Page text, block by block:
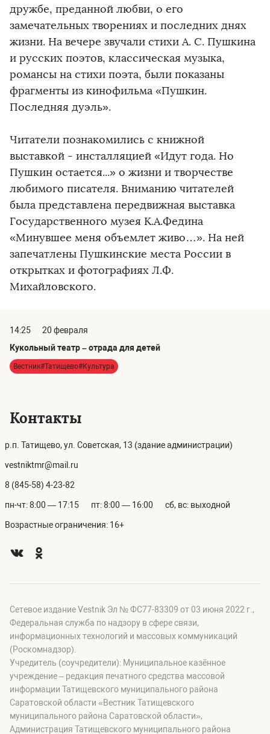
дружбе, преданной любви, о его
замечательных творениях и последних днях
жизни. На вечере звучали стихи А. С. Пушкина
и русских поэтов, классическая музыка,
романсы на стихи поэта, были показаны
фрагменты из кинофильма «Пушкин.
Последняя дуэль».
Читатели познакомились с книжной
выставкой - инсталляцией «Идут года. Но
Пушкин остается...» о жизни и творчестве
любимого писателя. Вниманию читателей
была представлена передвижная выставка
Государственного музея К.А.Федина
«Минувшее меня объемлет живо…». На ней
запечатлены Пушкинские места России в
открытках и фотографиях Л.Ф.
Михайловского.
14:25
20 февраля
Кукольный театр – отрада для детей
Вестник#Татищево#Культура
Контакты
р.п. Татищево, ул. Советская, 13 (здание администрации)
vestniktmr@mail.ru
8 (845-58) 4-23-82
пн-чт: 8:00 — 17:15 пт: 8:00 — 16:00 сб, вс: выходной
Возрастные ограничения: 16+
Сетевое издание Vestnik Эл № ФС77-83309 от 03 июня 2022 г.,
Федеральная служба по надзору в сфере связи,
информационных технологий и массовых коммуникаций
(Роскомнадзор).
Учредитель (соучредители): Муниципальное казённое
учреждение – редакция печатного средства массовой
информации Татищевского муниципального района
Саратовской области «Вестник Татищевского
муниципального района Саратовской области»,
Администрация Татищевского муниципального района